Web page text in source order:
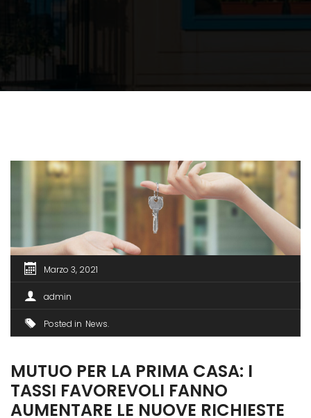
Marzo 3, 2021
admin
Posted in News
MUTUO PER LA PRIMA CASA: I
TASSI FAVOREVOLI FANNO
AUMENTARE LE NUOVE RICHIESTE